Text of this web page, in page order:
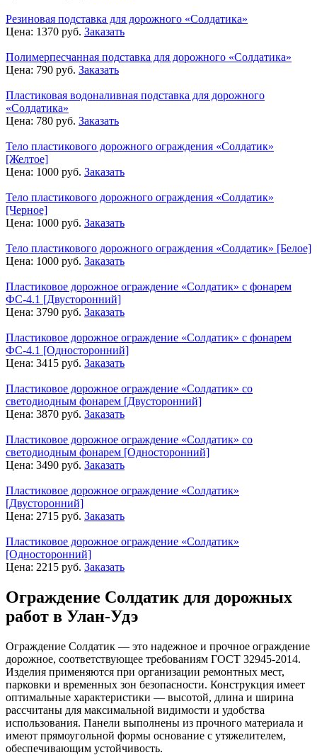
Резиновая подставка для дорожного «Солдатика»
Цена: 1370 руб. Заказать
Полимерпесчанная подставка для дорожного «Солдатика»
Цена: 790 руб. Заказать
Пластиковая водоналивная подставка для дорожного
«Солдатика»
Цена: 780 руб. Заказать
Тело пластикового дорожного ограждения «Солдатик»
[Желтое]
Цена: 1000 руб. Заказать
Тело пластикового дорожного ограждения «Солдатик»
[Черное]
Цена: 1000 руб. Заказать
Тело пластикового дорожного ограждения «Солдатик» [Белое]
Цена: 1000 руб. Заказать
Пластиковое дорожное ограждение «Солдатик» с фонарем
ФС-4.1 [Двусторонний]
Цена: 3790 руб. Заказать
Пластиковое дорожное ограждение «Солдатик» с фонарем
ФС-4.1 [Односторонний]
Цена: 3415 руб. Заказать
Пластиковое дорожное ограждение «Солдатик» со
светодиодным фонарем [Двусторонний]
Цена: 3870 руб. Заказать
Пластиковое дорожное ограждение «Солдатик» со
светодиодным фонарем [Односторонний]
Цена: 3490 руб. Заказать
Пластиковое дорожное ограждение «Солдатик»
[Двусторонний]
Цена: 2715 руб. Заказать
Пластиковое дорожное ограждение «Солдатик»
[Односторонний]
Цена: 2215 руб. Заказать
Ограждение Солдатик для дорожных
работ в Улан-Удэ
Ограждение Солдатик — это надежное и прочное ограждение
дорожное, соответствующее требованиям ГОСТ 32945-2014.
Изделия применяются при организации ремонтных мест,
парковки и временных зон безопасности. Конструкция имеет
оптимальные характеристики — высотой, длина и ширина
рассчитаны для максимальной видимости и удобства
использования. Панели выполнены из прочного материала и
имеют прямоугольной формы основание с утяжелителем,
обеспечивающим устойчивость.